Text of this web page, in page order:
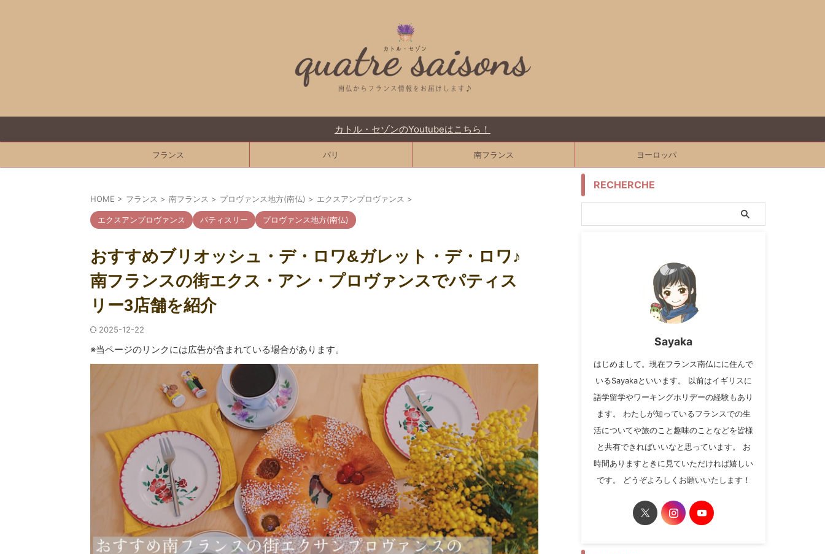
カトル・セゾンのYoutubeはこちら！
フランス パリ 南フランス ヨーロッパ
HOME > フランス > 南フランス > プロヴァンス地方(南仏) > エクスアンプロヴァンス >
エクスアンプロヴァンス パティスリー プロヴァンス地方(南仏)
おすすめブリオッシュ・デ・ロワ&ガレット・デ・ロワ♪
南フランスの街エクス・アン・プロヴァンスでパティス
リー3店舗を紹介
2025-12-22
※当ページのリンクには広告が含まれている場合があります。
RECHERCHE
Sayaka
はじめまして。現在フランス南仏にに住んで
いるSayakaといいます。 以前はイギリスに
語学留学やワーキングホリデーの経験もあり
ます。 わたしが知っているフランスでの生
活についてや旅のこと趣味のことなどを皆様
と共有できればいいなと思っています。 お
時間ありますときに見ていただければ嬉しい
です。 どうぞよろしくお願いいたします！